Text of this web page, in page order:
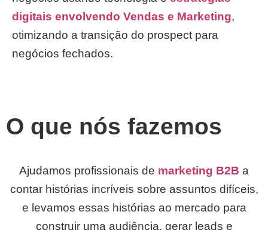
digitais envolvendo Vendas e Marketing,
otimizando a transição do prospect para
negócios fechados.
O que nós fazemos
Ajudamos profissionais de marketing B2B a
contar histórias incríveis sobre assuntos difíceis,
e levamos essas histórias ao mercado para
construir uma audiência, gerar leads e